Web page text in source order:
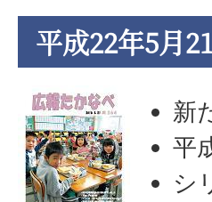
平成22年5月
新
平
シ